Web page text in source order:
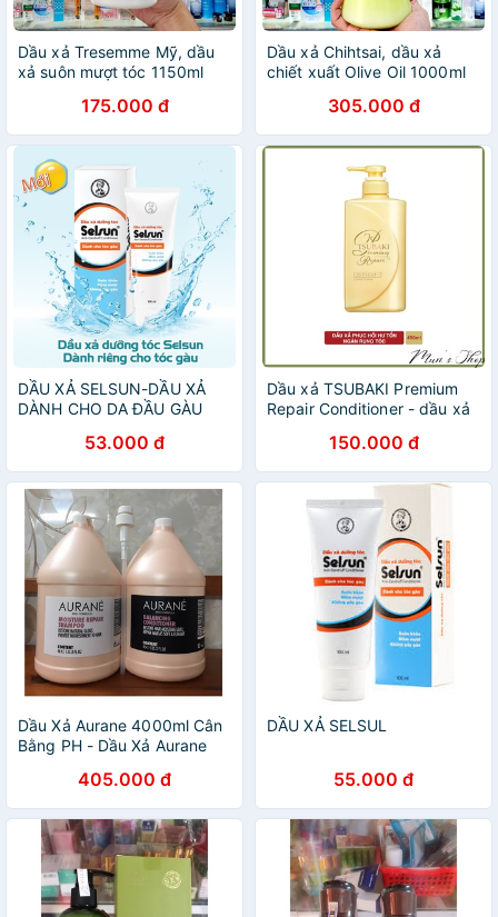
Dầu xả Tresemme Mỹ, dầu
xả suôn mượt tóc 1150ml
175.000 đ
Dầu xả Chihtsai, dầu xả
chiết xuất Olive Oil 1000ml
305.000 đ
DẦU XẢ SELSUN-DẦU XẢ
DÀNH CHO DA ĐẦU GÀU
53.000 đ
Dầu xả TSUBAKI Premium
Repair Conditioner - dầu xả
150.000 đ
Dầu Xả Aurane 4000ml Cân
Bằng PH - Dầu Xả Aurane
405.000 đ
DẦU XẢ SELSUL
55.000 đ